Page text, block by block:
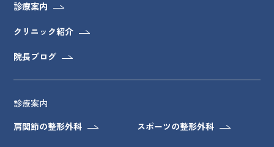
診療案内
クリニック紹介
院長ブログ
診療案内
肩関節の整形外科
スポーツの整形外科